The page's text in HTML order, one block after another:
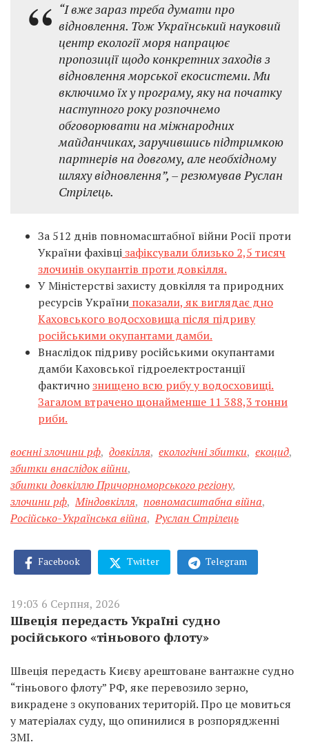
“І вже зараз треба думати про
відновлення. Тож Український науковий
центр екології моря напрацює
пропозиції щодо конкретних заходів з
відновлення морської екосистеми. Ми
включимо їх у програму, яку на початку
наступного року розпочнемо
обговорювати на міжнародних
майданчиках, заручившись підтримкою
партнерів на довгому, але необхідному
шляху відновлення”, – резюмував Руслан
Стрілець.
За 512 днів повномасштабної війни Росії проти
України фахівцізафіксували близько 2,5 тисяч
злочинів окупантів проти довкілля.
У Міністерстві захисту довкілля та природних
ресурсів України показали, як виглядає дно
Каховського водосховища після підриву
російськими окупантами дамби.
Внаслідок підриву російськими окупантами
дамби Каховської гідроелектростанції
фактичнознищено всю рибу у водосховищі.
Загалом втрачено щонайменше 11 388,3 тонни
риби.
воєнні злочини рф, довкілля, екологічні збитки, екоцид,
збитки внаслідок війни,
збитки довкіллю Причорноморського регіону,
злочини рф, Міндовкілля, повномасштабна війна,
Російсько-Українська війна, Руслан Стрілець
Facebook Twitter Telegram
19:03 6 Серпня, 2026
Швеція передасть Україні судно
російського «тіньового флоту»
Швеція передасть Києву арештоване вантажне судно
“тіньового флоту” РФ, яке перевозило зерно,
викрадене з окупованих територій. Про це мовиться
у матеріалах суду, що опинилися в розпорядженні
ЗМІ.